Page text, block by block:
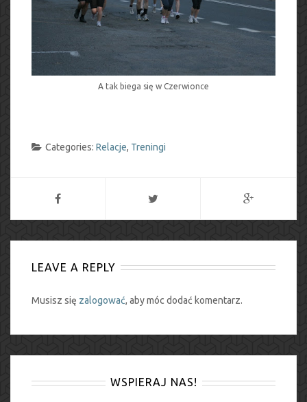
A tak biega się w Czerwionce
Categories: Relacje, Treningi
LEAVE A REPLY
Musisz się zalogować, aby móc dodać komentarz.
WSPIERAJ NAS!